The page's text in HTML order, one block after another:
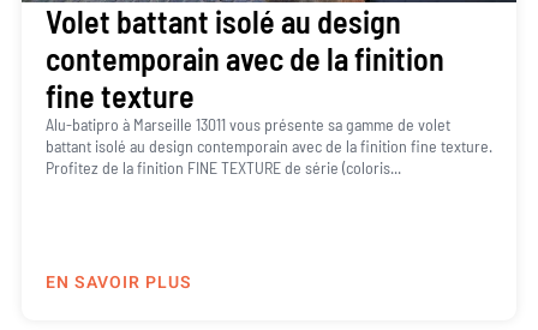
Volet battant isolé au design
contemporain avec de la finition
fine texture
Alu-batipro à Marseille 13011 vous présente sa gamme de volet
battant isolé au design contemporain avec de la finition fine texture.
Profitez de la finition FINE TEXTURE de série (coloris...
EN SAVOIR PLUS